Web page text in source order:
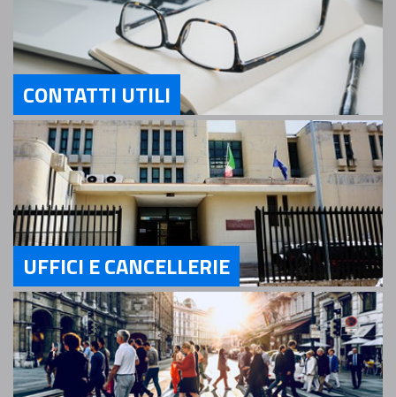
Servizi Contatti utili
CONTATTI UTILI
Servizi Uffici e Cancellerie
UFFICI E CANCELLERIE